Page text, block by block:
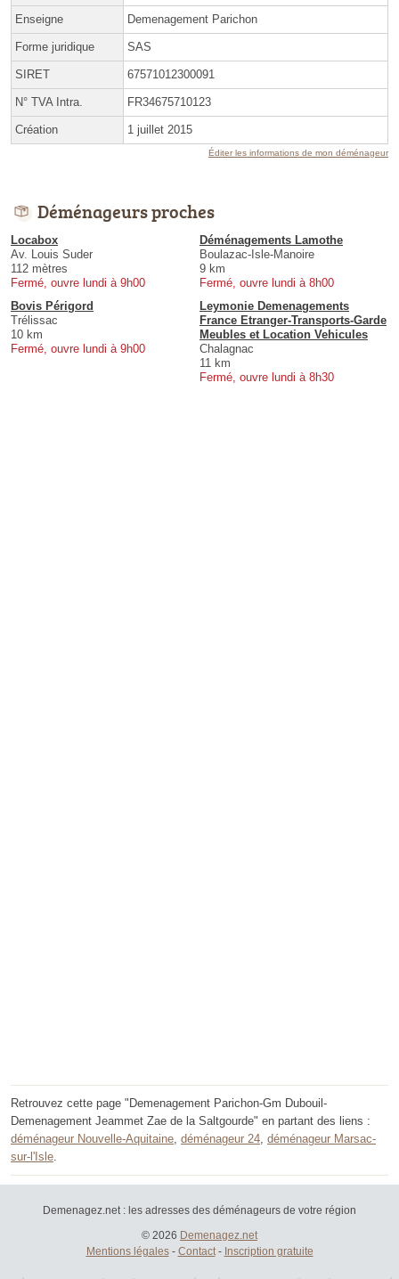
Enseigne Demenagement Parichon
Forme juridique SAS
SIRET 67571012300091
N° TVA Intra. FR34675710123
Création 1 juillet 2015
Éditer les informations de mon déménageur
Déménageurs proches
Locabox
Av. Louis Suder
112 mètres
Fermé, ouvre lundi à 9h00
Déménagements Lamothe
Boulazac-Isle-Manoire
9 km
Fermé, ouvre lundi à 8h00
Bovis Périgord
Trélissac
10 km
Fermé, ouvre lundi à 9h00
Leymonie Demenagements
France Etranger-Transports-Garde
Meubles et Location Vehicules
Chalagnac
11 km
Fermé, ouvre lundi à 8h30
Retrouvez cette page "Demenagement Parichon-Gm Dubouil-
Demenagement Jeammet Zae de la Saltgourde" en partant des liens :
déménageur Nouvelle-Aquitaine, déménageur 24, déménageur Marsac-
sur-l'Isle.
Demenagez.net : les adresses des déménageurs de votre région
© 2026 Demenagez.net
Mentions légales- Contact- Inscription gratuite